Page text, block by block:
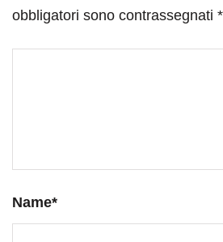
obbligatori sono contrassegnati *
Name*